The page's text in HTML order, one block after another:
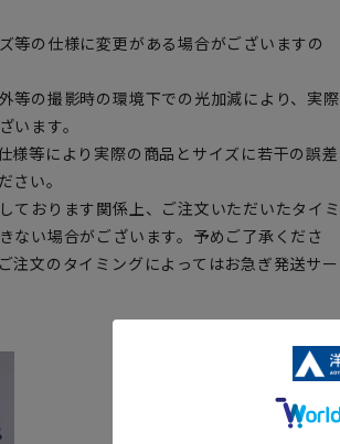
の仕様に変更がある場合がございますの
の撮影時の環境下での光加減により、実際
います。
等により実際の商品とサイズに若干の誤差
さい。
おります関係上、ご注文いただいたタイミ
ない場合がございます。予めご了承くださ
注文のタイミングによってはお急ぎ発送サー